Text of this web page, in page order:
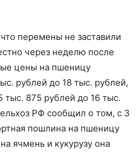
перемены не заставили
через неделю после
цены на пшеницу
руб­лей до 18 тыс. руб­лей,
тыс. 875 руб­лей до 16 тыс.
РФ сообщил о том, с 3
пошлина на пшеницу
ячмень и кукурузу она